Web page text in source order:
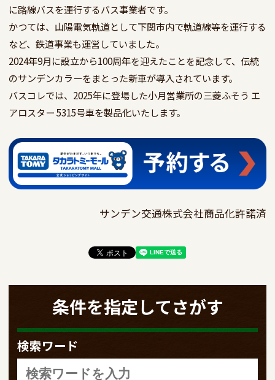
に路線バスを運行するバス事業者です。
かつては、山陽電気軌道として下関市内で軌道線等を運行する
など、鉄道事業も運営していました。
2024年9月に設立から100周年を迎えたことを記念して、伝統
のサンデンカラーをまとった新車が導入されています。
バスコレでは、2025年に登場した小月営業所の三菱ふそう エ
アロスター 5315号車を製品化いたします。
サンデン交通株式会社商品化許諾済
条件を指定してさがす
検索ワード